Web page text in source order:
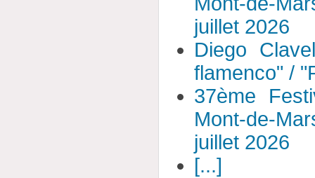
juillet 2026
Diego
flamenco" /
37ème
Mont-de-
juillet 2026
[...]